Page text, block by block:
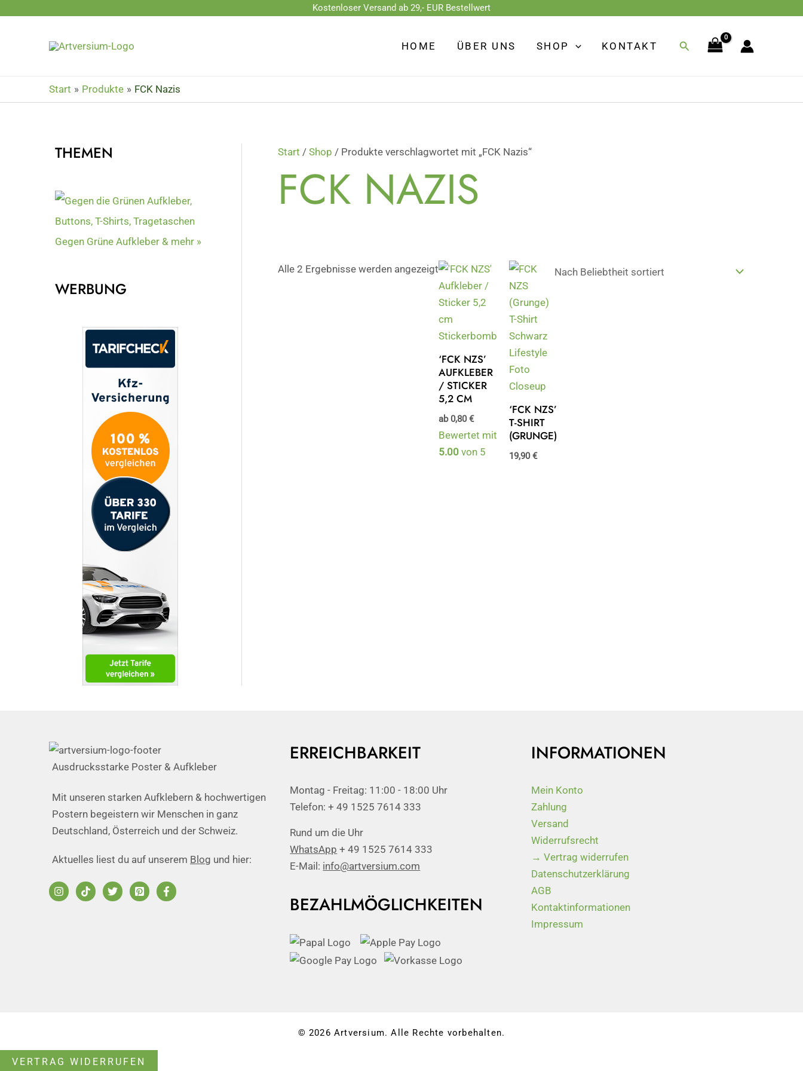
Kostenloser Versand ab 29,- EUR Bestellwert
HOME ÜBER UNS SHOP KONTAKT Suchen
Start Produkte FCK Nazis
THEMEN
Gegen Grüne Aufkleber & mehr »
WERBUNG
Start /Shop / Produkte verschlagwortet mit „FCK Nazis“
FCK NAZIS
Alle 2 Ergebnisse werden angezeigt
Beliebtheit
‘FCK NZS’
AUFKLEBER
/ STICKER
5,2 CM
ab0,80€
Bewertet mit
5.00 von 5
‘FCK NZS’
T-SHIRT
(GRUNGE)
19,90€
Ausdrucksstarke Poster & Aufkleber
Mit unseren starken Aufklebern & hochwertigen
Postern begeistern wir Menschen in ganz
Deutschland, Österreich und der Schweiz.
Aktuelles liest du auf unserem Blog und hier:
ERREICHBARKEIT
Montag - Freitag: 11:00 - 18:00 Uhr
Telefon: + 49 1525 7614 333
Rund um die Uhr
WhatsApp + 49 1525 7614 333
E-Mail: info@artversium.com
BEZAHLMÖGLICHKEITEN
INFORMATIONEN
Mein Konto
Zahlung
Versand
Widerrufsrecht
→ Vertrag widerrufen
Datenschutzerklärung
AGB
Kontaktinformationen
Impressum
© 2026 Artversium. Alle Rechte vorbehalten.
VERTRAG WIDERRUFEN